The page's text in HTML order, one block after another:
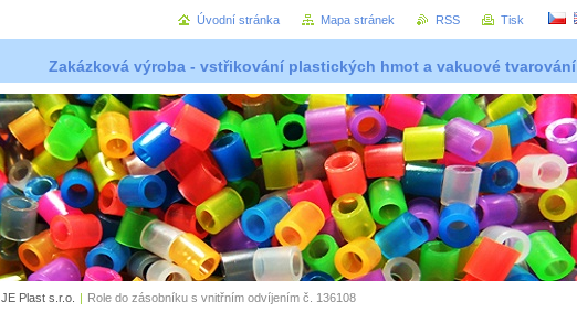
Zakázková výroba - vstřikování plastických hmot a vakuové tvarování
JE Plast s.r.o. | Role do zásobníku s vnitřním odvíjením č. 136108
Úvodní stránka Mapa stránek RSS Tisk